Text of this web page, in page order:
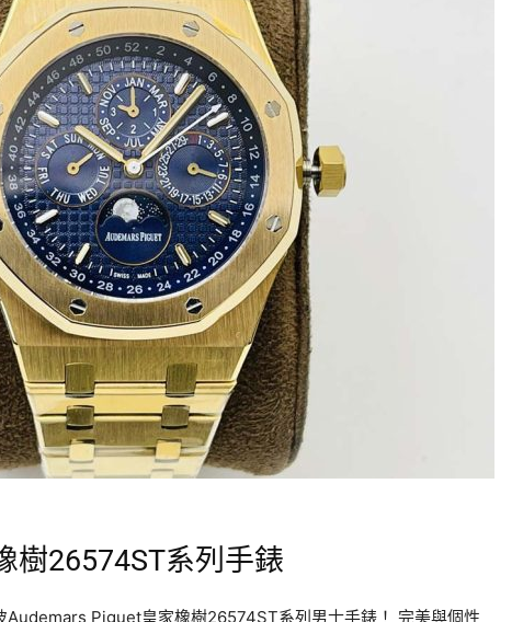
樹26574ST系列手錶
Audemars Piguet皇家橡樹26574ST系列男士手錶！ 完美與個性